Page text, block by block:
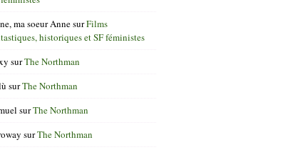
ma soeur AnnesurFilms
historiques et SF féministes
surThe Northman
surThe Northman
surThe Northman
surThe Northman